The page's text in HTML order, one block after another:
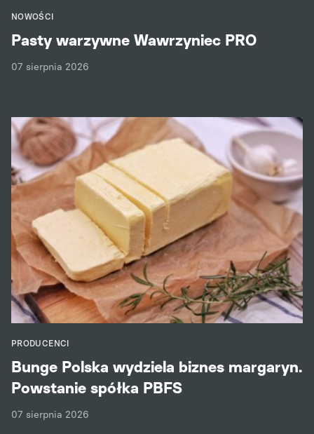
NOWOŚCI
Pasty warzywne Wawrzyniec PRO
07 sierpnia 2026
PRODUCENCI
Bunge Polska wydziela biznes margaryn.
Powstanie spółka PBFS
07 sierpnia 2026